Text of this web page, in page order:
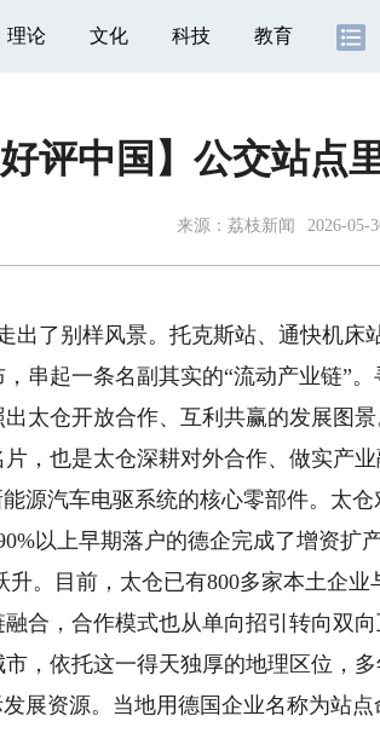
理论 文化 科技 教育
好评中国】公交站点
来源： 荔枝新闻 2026-05-
了别样风景。托克斯站、通快机床
起一条名副其实的“流动产业链”。
太仓开放合作、互利共赢的发展图景
也是太仓深耕对外合作、做实产业
源汽车电驱系统的核心零部件。太仓
以上早期落户的德企完成了增资扩
升。目前，太仓已有800多家本土企
合，合作模式也从单向招引转向双
，依托这一得天独厚的地理区位，
展资源。当地用德国企业名称为站